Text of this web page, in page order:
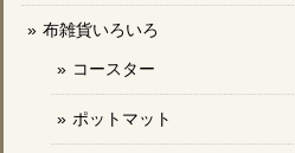
布雑貨いろいろ
コースター
ポットマット